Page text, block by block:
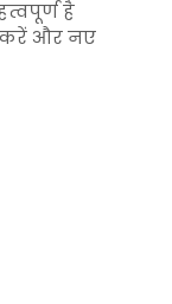
है
करें और नए